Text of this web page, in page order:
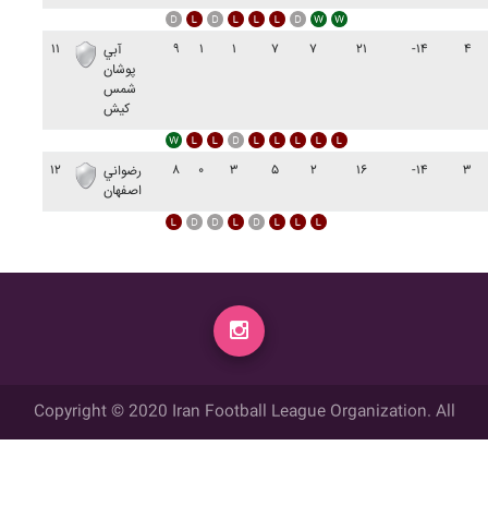
۱۱
آبي
پوشان
شمس
کيش
۹ ۱ ۱ ۷ ۷ ۲۱ -۱۴ ۴
۱۲
رضواني
اصفهان
۸ ۰ ۳ ۵ ۲ ۱۶ -۱۴ ۳
Copyright © 2020 Iran Football League Organization. All